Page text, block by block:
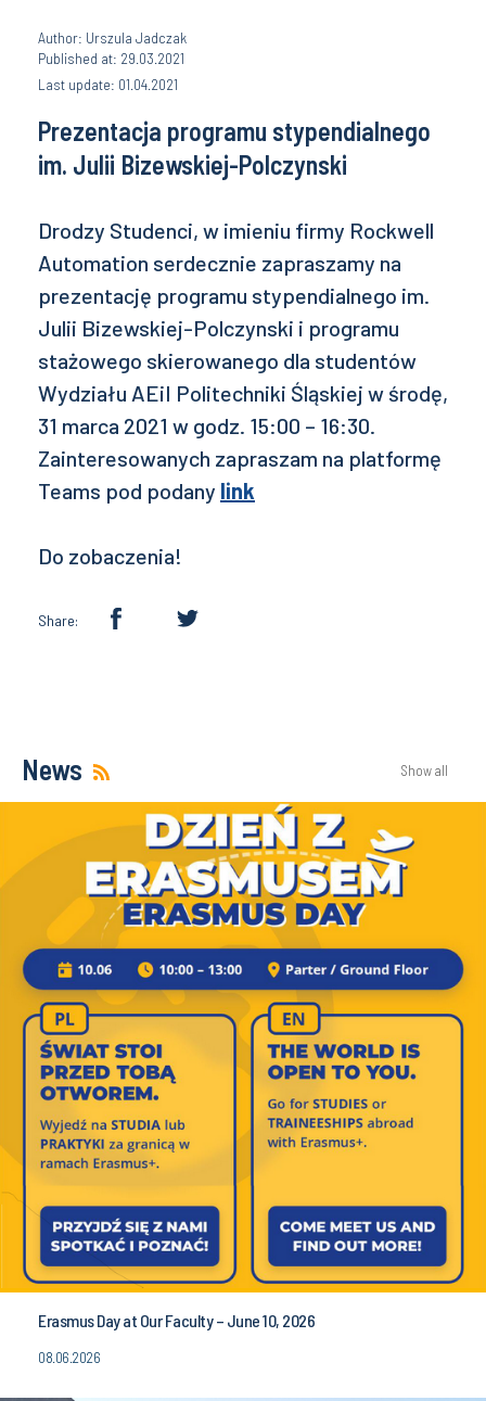
Author: Urszula Jadczak
Published at: 29.03.2021
Last update: 01.04.2021
Prezentacja programu stypendialnego
im. Julii Bizewskiej-Polczynski
Drodzy Studenci, w imieniu firmy Rockwell
Automation serdecznie zapraszamy na
prezentację programu stypendialnego im.
Julii Bizewskiej-Polczynski i programu
stażowego skierowanego dla studentów
Wydziału AEiI Politechniki Śląskiej w środę,
31 marca 2021 w godz. 15:00 – 16:30.
Zainteresowanych zapraszam na platformę
Teams pod podany link
Do zobaczenia!
Share:
News Show all
Erasmus Day at Our Faculty – June 10, 2026
08.06.2026